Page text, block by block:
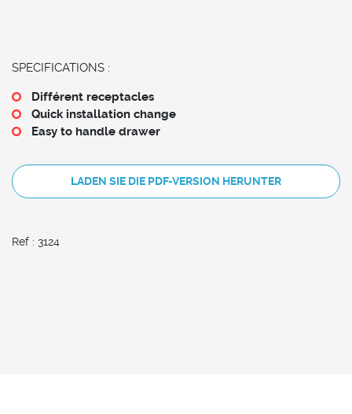
SPECIFICATIONS :
Différent receptacles
Quick installation change
Easy to handle drawer
LADEN SIE DIE PDF-VERSION HERUNTER
Ref : 3124